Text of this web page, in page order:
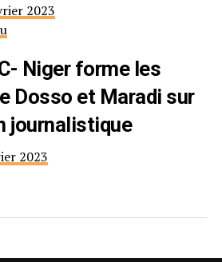
2023
Niger forme les
Dosso et Maradi sur
journalistique
2023